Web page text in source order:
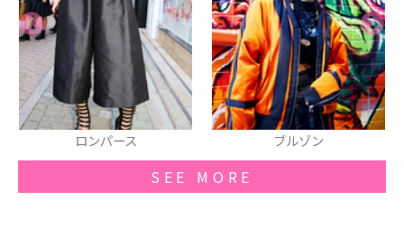
ブルゾン サングラス
SEE MORE